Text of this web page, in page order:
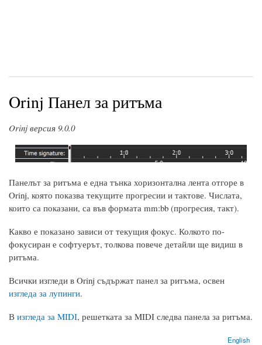
Orinj Панел за ритъма
Orinj версия 9.0.0
Панелът за ритъма е една тънка хоризонтална лента отгоре в
Orinj, която показва текущите прогресии и тактове. Числата,
които са показани, са във формата mm:bb (прогресия, такт).
Какво е показано зависи от текущия фокус. Колкото по-
фокусиран е софтуерът, толкова повече детайли ще видиш в
ритъма.
Всички изгледи в Orinj съдържат панел за ритъма, освен
изгледа за лупинги.
В изгледа за MIDI, решетката за MIDI следва панела за ритъма.
English